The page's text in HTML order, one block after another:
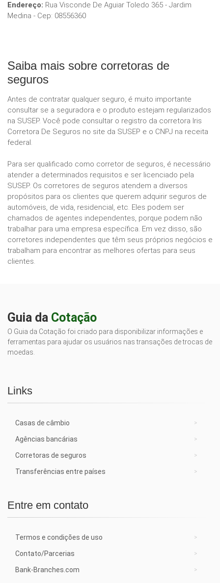
Endereço: Rua Visconde De Aguiar Toledo 365 - Jardim
Medina - Cep: 08556360
Saiba mais sobre corretoras de
seguros
Antes de contratar qualquer seguro, é muito importante
consultar se a seguradora e o produto estejam regularizados
na SUSEP. Você pode consultar o registro da corretora Iris
Corretora De Seguros no site da SUSEP e o CNPJ na receita
federal.
Para ser qualificado como corretor de seguros, é necessário
atender a determinados requisitos e ser licenciado pela
SUSEP. Os corretores de seguros atendem a diversos
propósitos para os clientes que querem adquirir seguros de
automóveis, de vida, residencial, etc. Eles podem ser
chamados de agentes independentes, porque podem não
trabalhar para uma empresa específica. Em vez disso, são
corretores independentes que têm seus próprios negócios e
trabalham para encontrar as melhores ofertas para seus
clientes.
Guia da Cotação
O Guia da Cotação foi criado para disponibilizar informações e
ferramentas para ajudar os usuários nas transações de trocas de
moedas.
Links
Casas de câmbio
Agências bancárias
Corretoras de seguros
Transferências entre países
Entre em contato
Termos e condições de uso
Contato/Parcerias
Bank-Branches.com